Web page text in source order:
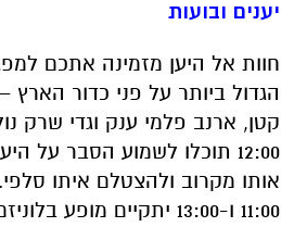
קטן, ארנב פלמי ענק וגדי שרק
אותו מקרוב ולהצטלם איתו
11:00 ו-13:00 יתקיים מופע
ג’אלגלינג. בין המופעים תתקיים
עוד במקום: מעשנה ענקית וגריל
הפליאו".